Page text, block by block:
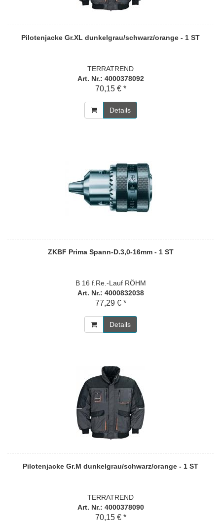
Pilotenjacke Gr.XL dunkelgrau/schwarz/orange - 1 ST
TERRATREND
Art. Nr.: 4000378092
70,15 € *
Details
ZKBF Prima Spann-D.3,0-16mm - 1 ST
B 16 f.Re.-Lauf RÖHM
Art. Nr.: 4000832038
77,29 € *
Details
Pilotenjacke Gr.M dunkelgrau/schwarz/orange - 1 ST
TERRATREND
Art. Nr.: 4000378090
70,15 € *